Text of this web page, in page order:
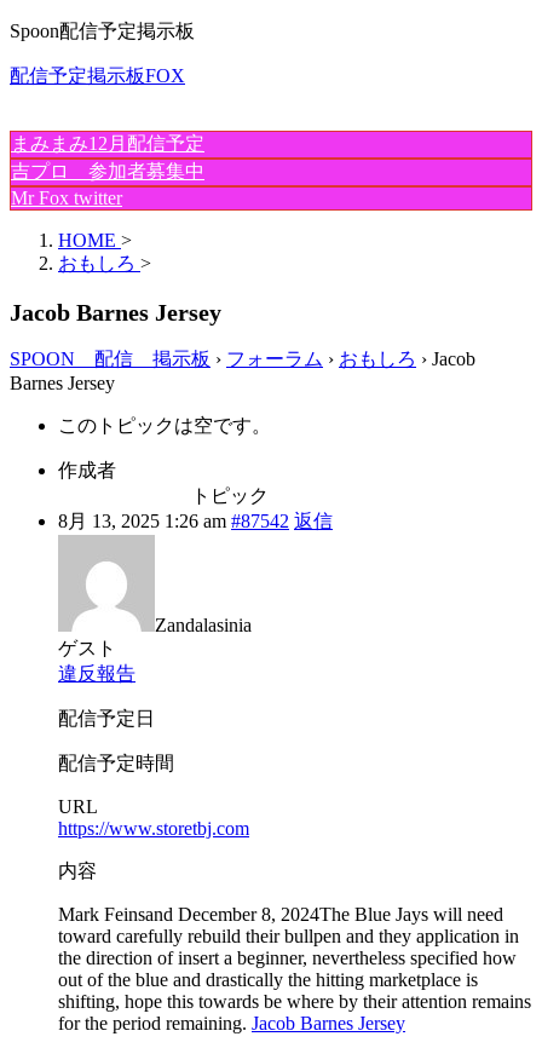
Spoon配信予定掲示板
配信予定掲示板FOX
まみまみ12月配信予定
吉プロ 参加者募集中
Mr Fox twitter
HOME >
おもしろ >
Jacob Barnes Jersey
SPOON 配信 掲示板 › フォーラム › おもしろ › Jacob
Barnes Jersey
このトピックは空です。
作成者
トピック
8月 13, 2025 1:26 am #87542 返信
Zandalasinia
ゲスト
違反報告
配信予定日
配信予定時間
URL
https://www.storetbj.com
内容
Mark Feinsand December 8, 2024The Blue Jays will need
toward carefully rebuild their bullpen and they application in
the direction of insert a beginner, nevertheless specified how
out of the blue and drastically the hitting marketplace is
shifting, hope this towards be where by their attention remains
for the period remaining. Jacob Barnes Jersey